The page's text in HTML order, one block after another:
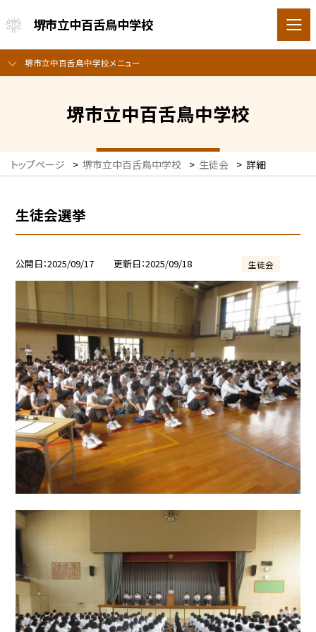
堺市立中百舌鳥中学校
堺市立中百舌鳥中学校メニュー
堺市立中百舌鳥中学校
トップページ > 堺市立中百舌鳥中学校 > 生徒会 > 詳細
生徒会選挙
公開日 2025/09/17 更新日 2025/09/18 生徒会